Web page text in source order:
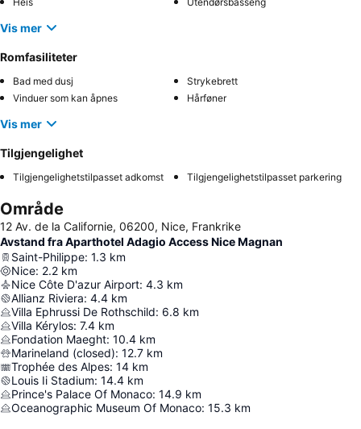
Vis mer
Romfasiliteter
Bad med dusj
Strykebrett
Vinduer som kan åpnes
Hårføner
Vis mer
Tilgjengelighet
Tilgjengelighetstilpasset adkomst Tilgjengelighetstilpasset parkering
Område
12 Av. de la Californie, 06200, Nice, Frankrike
Avstand fra Aparthotel Adagio Access Nice Magnan
Saint-Philippe: 1.3 km
Nice: 2.2 km
Nice Côte D'azur Airport: 4.3 km
Allianz Riviera: 4.4 km
Villa Ephrussi De Rothschild: 6.8 km
Villa Kérylos: 7.4 km
Fondation Maeght: 10.4 km
Marineland (closed): 12.7 km
Trophée des Alpes: 14 km
Louis Ii Stadium: 14.4 km
Prince's Palace Of Monaco: 14.9 km
Oceanographic Museum Of Monaco: 15.3 km